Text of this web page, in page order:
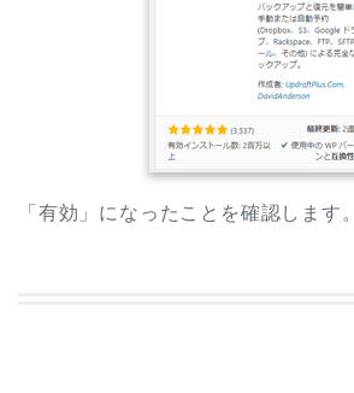
「有効」になったことを確認します。